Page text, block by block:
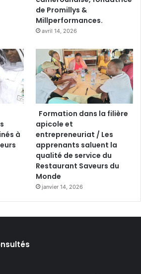
de Promillys &
Millperformances.
avril 14, 2026
à
Formation dans la filière
apicole et
entrepreneuriat / Les
apprenants saluent la
qualité de service du
Restaurant Saveurs du
Monde
janvier 14, 2026